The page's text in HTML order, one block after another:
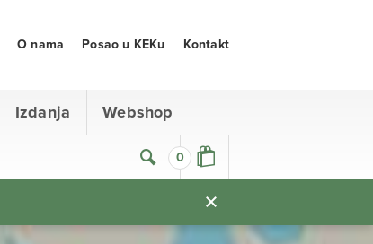
0
Izdanja Webshop
O nama Posao u KEKu Kontakt